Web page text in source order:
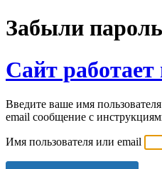
Забыли пароль
Сайт
Введите ваше имя
email сообщение с
Имя пользователя или email